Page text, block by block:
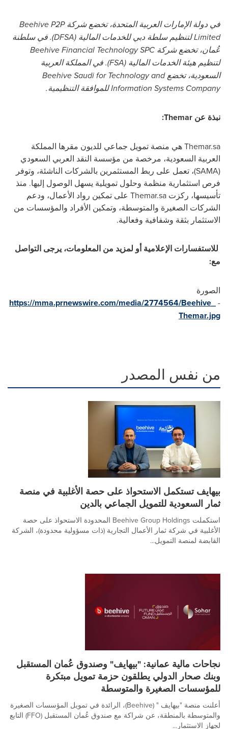
في دولة الإمارات العربية المتحدة، تخضع شركة Beehive P2P
Limited لتنظيم سلطة دبي للخدمات المالية (DFSA). في سلطنة
عُمان، تخضع شركة Beehive Financial Technology SPC
لتنظيم هيئة الخدمات المالية (FSA). في المملكة العربية
السعودية، تخضع Beehive Saudi for Technology and
Information Systems Company للموافقة التنظيمية.
نبذة عن Themar:
Themar.sa هي منصة تمويل جماعي للديون مقرها المملكة
العربية السعودية، مرخصة من مؤسسة النقد العربي السعودي
(SAMA)، تعمل على ربط المستثمرين بالشركات الناشئة، وتوفر
فرص استثمارية منظمة وحلول تمويلية يسهل الوصول إليها. منذ
تأسيسها، ركزت Themar.sa على تمكين رواد الأعمال، ودعم
الشركات الصغيرة والمتوسطة، وتمكين الأفراد والمؤسسات من
الاستثمار بثقة وشفافية وفعالية.
للاستفسارات الإعلامية أو لمزيد من المعلومات، يرجى التواصل
مع:
الصورة
-
https://mma.prnewswire.com/media/2774564/Beehive_
Themar.jpg
من نفس المصدر
بيهايف تستكمل الاستحواذ على حصة الأغلبية في منصة
ثمار السعودية للتمويل الجماعي بالدين
استكملت Beehive Group Holdings المحدودة الاستحواذ على حصة
الأغلبية في شركة ثمار الأعمال التجارية (ذات مسؤولية محدودة)، الشركة
القابضة لمنصة التمويل...
نجاحات مالية عمانية: "بيهايف" وصندوق عُمان المستقبل
وبنك صحار الدولي يطلقون حزمة تمويل مبتكرة
للمؤسسات الصغيرة والمتوسطة
أعلنت منصة "بيهايف " (Beehive)، الرائدة في تمويل المؤسسات الصغيرة
والمتوسطة بالمنطقة، عن شراكة مع صندوق عُمان المستقبل (FFO) التابع
لجهاز الاستثمار...